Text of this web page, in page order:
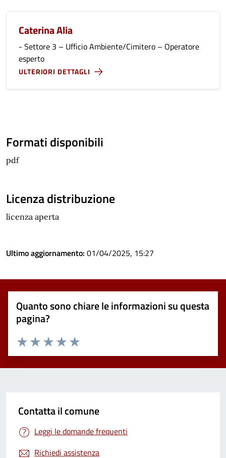
Caterina Alia
- Settore 3 – Ufficio Ambiente/Cimitero – Operatore
esperto
ULTERIORI DETTAGLI
Formati disponibili
pdf
Licenza distribuzione
licenza aperta
Ultimo aggiornamento: 01/04/2025, 15:27
Quanto sono chiare le informazioni su questa
pagina?
Valuta 5 stelle su 5
Valuta 4 stelle su 5
Valuta 3 stelle su 5
Valuta 2 stelle su 5
Valuta 1 stelle su 5
Contatta il comune
Leggi le domande frequenti
Richiedi assistenza